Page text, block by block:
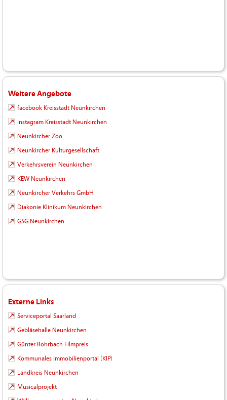
Weitere Angebote
facebook Kreisstadt Neunkirchen
Instagram Kreisstadt Neunkirchen
Neunkircher Zoo
Neunkircher Kulturgesellschaft
Verkehrsverein Neunkirchen
KEW Neunkirchen
Neunkircher Verkehrs GmbH
Diakonie Klinikum Neunkirchen
GSG Neunkirchen
Externe Links
Serviceportal Saarland
Gebläsehalle Neunkirchen
Günter Rohrbach Filmpreis
Kommunales Immobilienportal (KIP)
Landkreis Neunkirchen
Musicalprojekt